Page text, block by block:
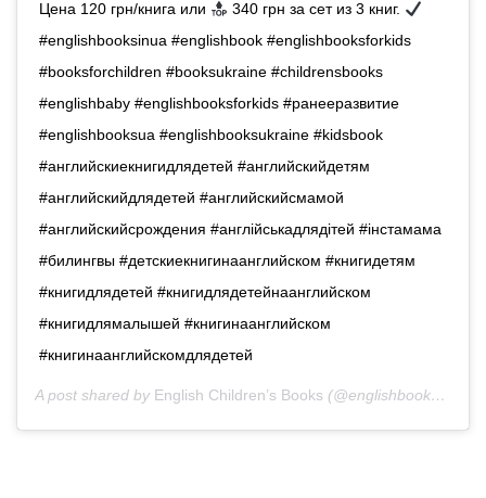
Цена 120 грн/книга или
340 грн за сет из 3 книг.
#englishbooksinua #englishbook #englishbooksforkids
#booksforchildren #booksukraine #childrensbooks
#englishbaby #englishbooksforkids #ранееразвитие
#englishbooksua #englishbooksukraine #kidsbook
#английскиекнигидлядетей #английскийдетям
#английскийдлядетей #английскийсмамой
#английскийсрождения #англійськадлядітей #iнстамама
#билингвы #детскиекнигинаанглийском #книгидетям
#книгидлядетей #книгидлядетейнаанглийском
#книгидлямалышей #книгинаанглийском
#книгинаанглийскомдлядетей
A post shared by English Children’s Books (@englishbooks.in.ua) on